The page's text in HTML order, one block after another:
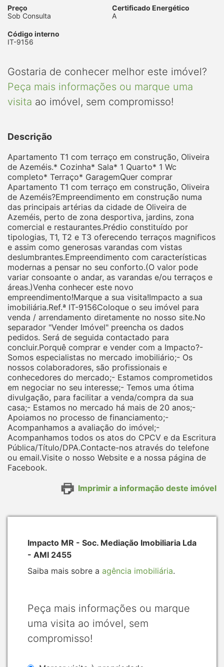
Preço
Sob Consulta
Certificado Energético
A
Código interno
IT-9156
Gostaria de conhecer melhor este imóvel?
Peça mais informações ou marque uma
visita ao imóvel, sem compromisso!
Descrição
Apartamento T1 com terraço em construção, Oliveira
de Azeméis.* Cozinha* Sala* 1 Quarto* 1 Wc
completo* Terraço* GaragemQuer comprar
Apartamento T1 com terraço em construção, Oliveira
de Azeméis?Empreendimento em construção numa
das principais artérias da cidade de Oliveira de
Azeméis, perto de zona desportiva, jardins, zona
comercial e restaurantes.Prédio constituído por
tipologias, T1, T2 e T3 oferecendo terraços magnificos
e assim como generosas varandas com vistas
deslumbrantes.Empreendimento com características
modernas a pensar no seu conforto.(O valor pode
variar consoante o andar, as varandas e/ou terraços e
áreas.)Venha conhecer este novo
empreendimento!Marque a sua visita!Impacto a sua
imobiliária.Ref.ª IT-9156Coloque o seu imóvel para
venda / arrendamento diretamente no nosso site.No
separador "Vender Imóvel" preencha os dados
pedidos. Será de seguida contactado para
concluir.Porquê comprar e vender com a Impacto?-
Somos especialistas no mercado imobiliário;- Os
nossos colaboradores, são profissionais e
conhecedores do mercado;- Estamos comprometidos
em negociar no seu interesse;- Temos uma ótima
divulgação, para facilitar a venda/compra da sua
casa;- Estamos no mercado há mais de 20 anos;-
Apoiamos no processo de financiamento;-
Acompanhamos a avaliação do imóvel;-
Acompanhamos todos os atos do CPCV e da Escritura
Pública/Título/DPA.Contacte-nos através do telefone
ou email.Visite o nosso Website e a nossa página de
Facebook.
Imprimir a informação deste imóvel
Impacto MR - Soc. Mediação Imobiliaria Lda
- AMI 2455
Saiba mais sobre a agência imobiliária.
Peça mais informações ou marque
uma visita ao imóvel, sem
compromisso!